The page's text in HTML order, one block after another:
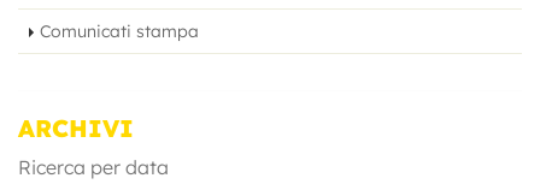
Comunicati stampa
ARCHIVI
Ricerca per data